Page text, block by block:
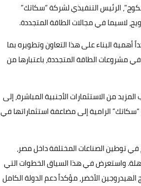
الرئيس التنفيذي لشركة “سكاتك”
لاسيما في مجالات الطاقة المتجددة.
أهمية البناء على هذا التعاون وتطويره بما
مشروعات الطاقة المتجددة، باعتبارها من
من الاستثمارات الأجنبية المباشرة، إلى
الرامية إلى مضاعفة استثماراتها في
توطين الصناعات المختلفة داخل مصر،
واستعرض في هذا السياق الخطوات التي
الأخضر، مؤكداً دعم الدولة الكامل